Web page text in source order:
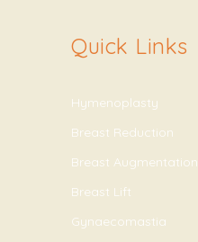
Quick Links
Hymenoplasty
Breast Reduction
Breast Augmentation
Breast Lift
Gynaecomastia